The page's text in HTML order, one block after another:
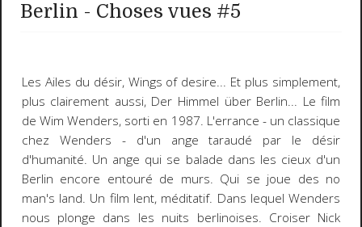
Berlin - Choses vues #5
Les Ailes du désir, Wings of desire... Et plus simplement,
plus clairement aussi, Der Himmel über Berlin... Le film
de Wim Wenders, sorti en 1987. L'errance - un classique
chez Wenders - d'un ange taraudé par le désir
d'humanité. Un ange qui se balade dans les cieux d'un
Berlin encore entouré de murs. Qui se joue des no
man's land. Un film lent, méditatif. Dans lequel Wenders
nous plonge dans les nuits berlinoises. Croiser Nick